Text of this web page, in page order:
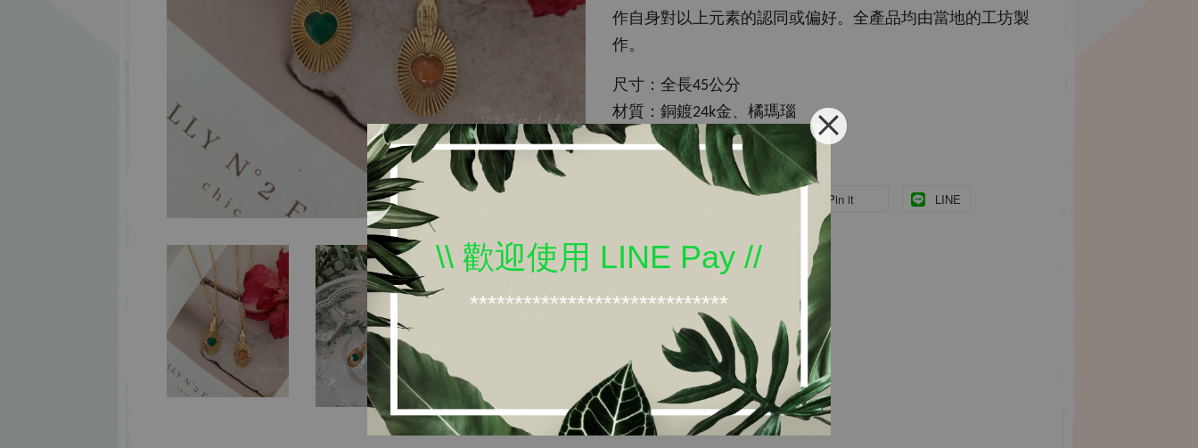
\\ 歡迎使用 LINE Pay //
*****************************
作自身對以上元素的認同或偏好。全產品均由當地的工坊製
作。
尺寸：全長45公分
材質：銅鍍24k金、橘瑪瑙
產地：法國
Tweet Pin it LINE